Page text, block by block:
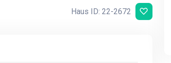
Haus ID: 22-2672